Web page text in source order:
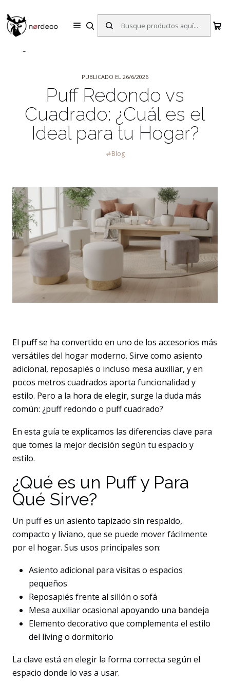
Inicio
PUBLICADO EL 26/6/2026
Puff Redondo vs
Cuadrado: ¿Cuál es el
Ideal para tu Hogar?
Blog
El puff se ha convertido en uno de los accesorios más
versátiles del hogar moderno. Sirve como asiento
adicional, reposapiés o incluso mesa auxiliar, y en
pocos metros cuadrados aporta funcionalidad y
estilo. Pero a la hora de elegir, surge la duda más
común: ¿puff redondo o puff cuadrado?
En esta guía te explicamos las diferencias clave para
que tomes la mejor decisión según tu espacio y
estilo.
¿Qué es un Puff y Para
Qué Sirve?
Un puff es un asiento tapizado sin respaldo,
compacto y liviano, que se puede mover fácilmente
por el hogar. Sus usos principales son:
Asiento adicional para visitas o espacios
pequeños
Reposapiés frente al sillón o sofá
Mesa auxiliar ocasional apoyando una bandeja
Elemento decorativo que complementa el estilo
del living o dormitorio
La clave está en elegir la forma correcta según el
espacio donde lo vas a usar.